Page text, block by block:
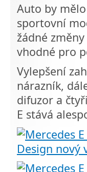
Auto by
sportovní
žádné
vhodné pro
Vylepšení
nárazník,
difuzor a
E stává